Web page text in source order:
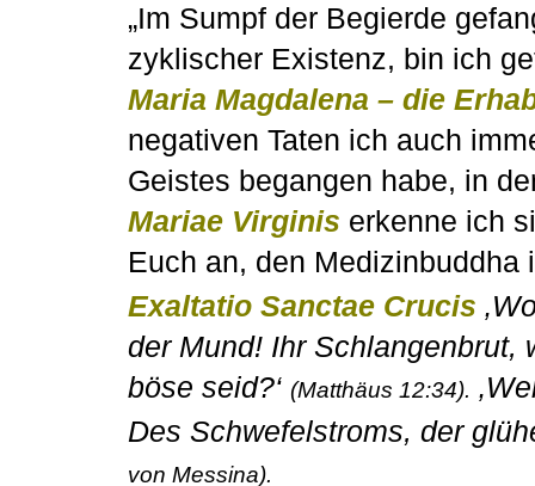
„Im Sumpf der Begierde
zyklischer Existenz, bin ich
Maria Magdalena – die
negativen Taten ich auch
Geistes begangen habe, in
Mariae Virginis erkenne ich
Euch an, den Medizinbuddha
Exaltatio Sanctae Crucis ‚
der Mund! Ihr Schlangenbrut,
böse seid?‘ (Matthäus 12:34). ‚
Des Schwefelstroms, der
von Messina).